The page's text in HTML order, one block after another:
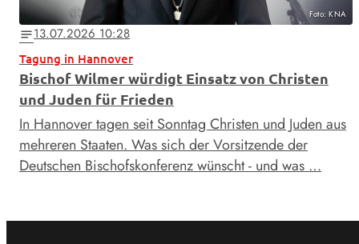
Foto: KNA
notes13.07.2026 10:28
Tagung in Hannover
Bischof Wilmer würdigt Einsatz von Christen
und Juden für Frieden
In Hannover tagen seit Sonntag Christen und Juden aus
mehreren Staaten. Was sich der Vorsitzende der
Deutschen Bischofskonferenz wünscht - und was …